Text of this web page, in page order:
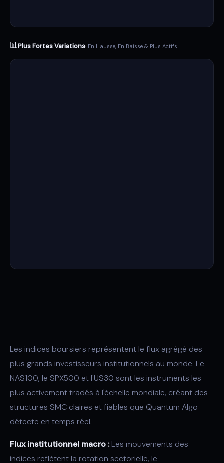
📊Plus Fortes Variations· En Hausse, En Baisse & Plus Actifs
Les indices boursiers représentent le flux agrégé des
plus grands investisseurs institutionnels au monde. Le
NAS100, le SPX500 et l'US30 sont les instruments les
plus activement tradés à l'échelle mondiale, créant des
structures SMC claires et fiables que Quantum Algo
détecte en temps réel.
Flux institutionnel macro :Les mouvements des
indices reflètent la rotation sectorielle, le